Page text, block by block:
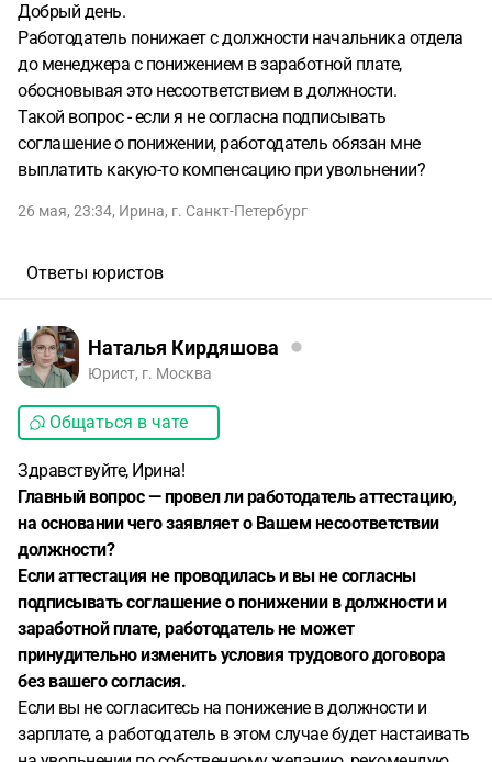
Добрый день.
Работодатель понижает с должности начальника отдела
до менеджера с понижением в заработной плате,
обосновывая это несоответствием в должности.
Такой вопрос - если я не согласна подписывать
соглашение о понижении, работодатель обязан мне
выплатить какую-то компенсацию при увольнении?
26 мая, 23:34, Ирина, г. Санкт-Петербург
Ответы юристов
Наталья Кирдяшова
Юрист, г. Москва
Общаться в чате
Здравствуйте, Ирина!
Главный вопрос — провел ли работодатель аттестацию,
на основании чего заявляет о Вашем несоответствии
должности?
Если аттестация не проводилась и вы не согласны
подписывать соглашение о понижении в должности и
заработной плате, работодатель не может
принудительно изменить условия трудового договора
без вашего согласия.
Если вы не согласитесь на понижение в должности и
зарплате, а работодатель в этом случае будет настаивать